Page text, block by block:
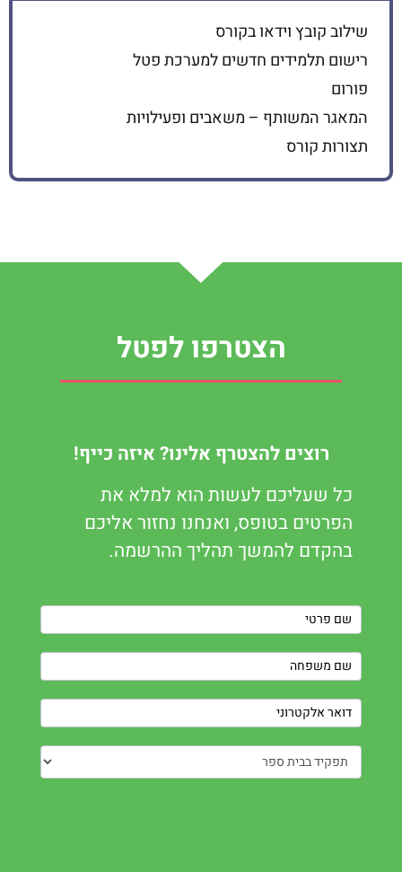
שילוב קובץ וידאו בקורס
רישום תלמידים חדשים למערכת פטל
פורום
המאגר המשותף – משאבים ופעילויות
תצורות קורס
הצטרפו לפטל
רוצים להצטרף אלינו? איזה כייף!
כל שעליכם לעשות הוא למלא את
הפרטים בטופס, ואנחנו נחזור אליכם
בהקדם להמשך תהליך ההרשמה.
Contact
Us